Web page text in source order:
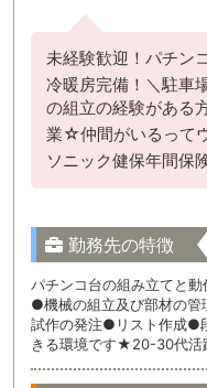
未経験歓迎！パチン
冷暖房完備！＼駐車
の組立の経験がある
業☆仲間がいるって
ソニック健保年間保
勤務先の特徴
パチンコ台の組み立てと動
●機械の組立及び部材の
試作の発注●リスト作成●
きる環境です★20-30代